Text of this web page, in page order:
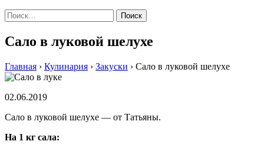
Найти:
Сало в луковой шелухе
Главная › Кулинария › Закуски › Сало в луковой шелухе
02.06.2019
Сало в луковой шелухе — от Татьяны.
На 1 кг сала: